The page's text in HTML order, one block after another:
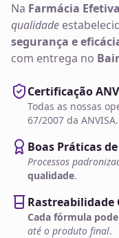
Na Farmácia Efetiva
qualidade
segurança e
com entrega no
Certificação
Todas as nossas
67/2007 da ANVISA.
Boas Práticas
Processos
qualidade.
Rastreabilidade
Cada fórmula
até o produto final.